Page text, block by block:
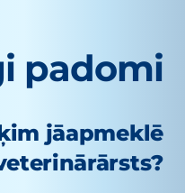
padomi
jāapmeklē